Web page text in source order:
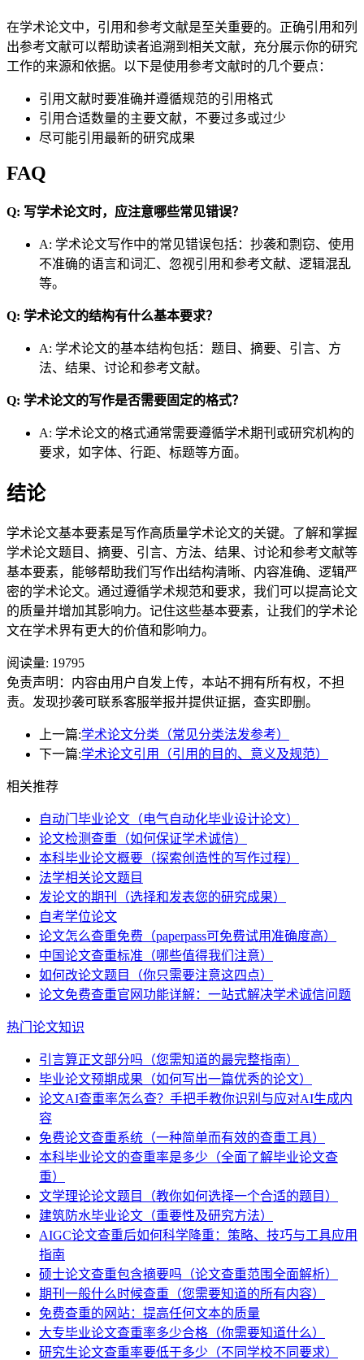
在学术论文中，引用和参考文献是至关重要的。正确引用和列
出参考文献可以帮助读者追溯到相关文献，充分展示你的研究
工作的来源和依据。以下是使用参考文献时的几个要点：
引用文献时要准确并遵循规范的引用格式
引用合适数量的主要文献，不要过多或过少
尽可能引用最新的研究成果
FAQ
Q: 写学术论文时，应注意哪些常见错误？
A: 学术论文写作中的常见错误包括：抄袭和剽窃、使用
不准确的语言和词汇、忽视引用和参考文献、逻辑混乱
等。
Q: 学术论文的结构有什么基本要求？
A: 学术论文的基本结构包括：题目、摘要、引言、方
法、结果、讨论和参考文献。
Q: 学术论文的写作是否需要固定的格式？
A: 学术论文的格式通常需要遵循学术期刊或研究机构的
要求，如字体、行距、标题等方面。
结论
学术论文基本要素是写作高质量学术论文的关键。了解和掌握
学术论文题目、摘要、引言、方法、结果、讨论和参考文献等
基本要素，能够帮助我们写作出结构清晰、内容准确、逻辑严
密的学术论文。通过遵循学术规范和要求，我们可以提高论文
的质量并增加其影响力。记住这些基本要素，让我们的学术论
文在学术界有更大的价值和影响力。
阅读量: 19795
免责声明：内容由用户自发上传，本站不拥有所有权，不担
责。发现抄袭可联系客服举报并提供证据，查实即删。
上一篇:学术论文分类（常见分类法发参考）
下一篇:学术论文引用（引用的目的、意义及规范）
相关推荐
自动门毕业论文（电气自动化毕业设计论文）
论文检测查重（如何保证学术诚信）
本科毕业论文概要（探索创造性的写作过程）
法学相关论文题目
发论文的期刊（选择和发表您的研究成果）
自考学位论文
论文怎么查重免费（paperpass可免费试用准确度高）
中国论文查重标准（哪些值得我们注意）
如何改论文题目（你只需要注意这四点）
论文免费查重官网功能详解：一站式解决学术诚信问题
热门论文知识
引言算正文部分吗（您需知道的最完整指南）
毕业论文预期成果（如何写出一篇优秀的论文）
论文AI查重率怎么查？手把手教你识别与应对AI生成内
容
免费论文查重系统（一种简单而有效的查重工具）
本科毕业论文的查重率是多少（全面了解毕业论文查
重）
文学理论论文题目（教你如何选择一个合适的题目）
建筑防水毕业论文（重要性及研究方法）
AIGC论文查重后如何科学降重：策略、技巧与工具应用
指南
硕士论文查重包含摘要吗（论文查重范围全面解析）
期刊一般什么时候查重（您需要知道的所有内容）
免费查重的网站：提高任何文本的质量
大专毕业论文查重率多少合格（你需要知道什么）
研究生论文查重率要低于多少（不同学校不同要求）